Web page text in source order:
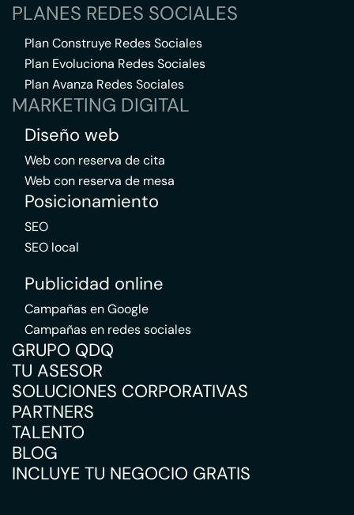
PLANES REDES SOCIALES
Plan Construye Redes Sociales
Plan Evoluciona Redes Sociales
Plan Avanza Redes Sociales
MARKETING DIGITAL
Diseño web
Web con reserva de cita
Web con reserva de mesa
Posicionamiento
SEO
SEO local
Publicidad online
Campañas en Google
Campañas en redes sociales
GRUPO QDQ
TU ASESOR
SOLUCIONES CORPORATIVAS
PARTNERS
TALENTO
BLOG
INCLUYE TU NEGOCIO GRATIS